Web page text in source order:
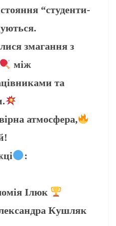
“студенти-
змагання з
між
та
атмосфера,
:
Ілюк
Кушляк